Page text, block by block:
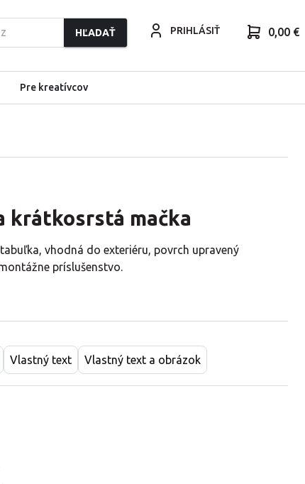
HĽADAŤ PRIHLÁSIŤ 0,00 €
Pre kreatívcov
krátkosrstá mačka
vhodná do exteriéru, povrch upravený
príslušenstvo.
Vlastný text Vlastný text a obrázok